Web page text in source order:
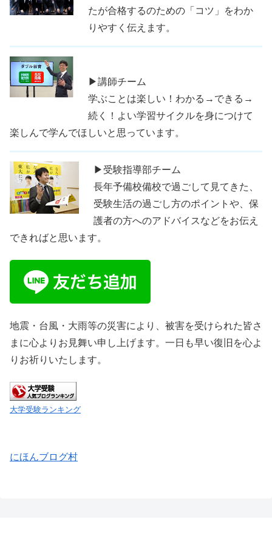
たが合格するのための「コツ」をわか
りやすく伝えます。
▶講師チーム
学ぶことは楽しい！わかる→できる→
続く！よい学習サイクルを身につけて
楽しんで学んでほしいと思っています。
▶受験指導部チーム
長年予備校備校で過ごして見てきた、
受験生活の過ごし方のポイントや、保
護者の方へのアドバイスなどをお伝え
できればと思います。
地震・台風・大雨等の災害により、被害を受けられた皆さ
まに心よりお見舞い申し上げます。一日も早い復旧を心よ
りお祈りいたします。
大学受験ランキング
にほんブログ村